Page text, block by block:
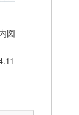
図